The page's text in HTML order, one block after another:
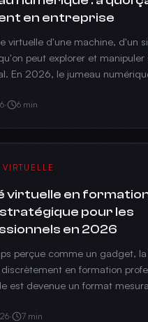
en entreprise
virtuelle d'une machine, d'un
peut explorer et manipuler
En 2026, le jumeau
maintenance.
· 6 min
VIRTUELLE
virtuelle en formation
pour les
en 2026
perçue comme un gadget, la
en formation
est devenue un format
· 7 min